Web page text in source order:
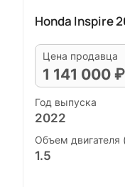
Honda Inspire
Цена продавца
1 141 000 ₽
Год выпуска
2022
Объем двигателя
1.5